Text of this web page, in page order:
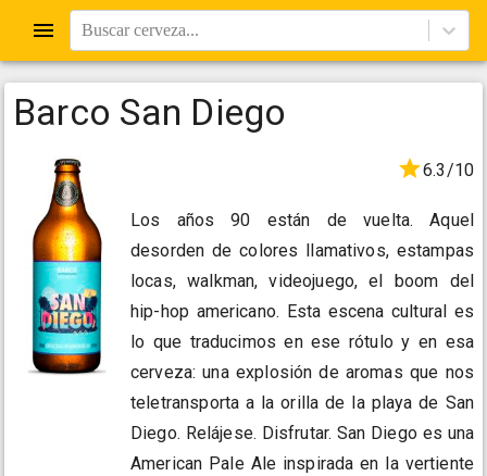
Buscar cerveza...
Barco San Diego
6.3/10
Los años 90 están de vuelta. Aquel
desorden de colores llamativos, estampas
locas, walkman, videojuego, el boom del
hip-hop americano. Esta escena cultural es
lo que traducimos en ese rótulo y en esa
cerveza: una explosión de aromas que nos
teletransporta a la orilla de la playa de San
Diego. Relájese. Disfrutar. San Diego es una
American Pale Ale inspirada en la vertiente